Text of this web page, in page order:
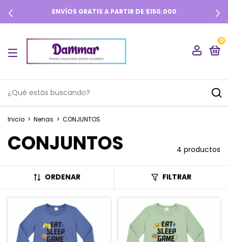
ENVÍOS GRATIS A PARTIR DE $150.000
0
Inicio > Nenas > CONJUNTOS
CONJUNTOS 4 productos
ORDENAR FILTRAR